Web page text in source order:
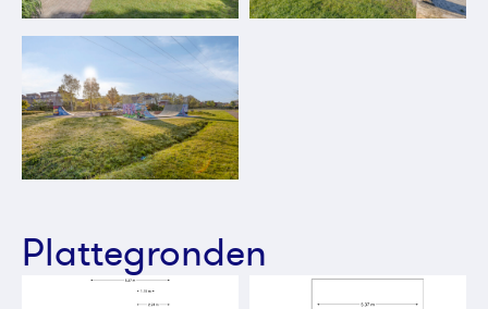
Plattegronden